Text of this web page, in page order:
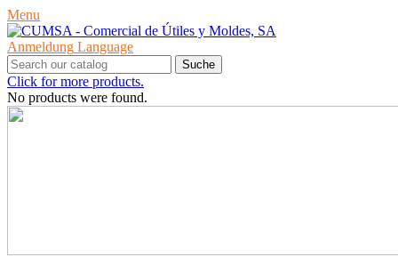
Menu
Anmeldung Language
Suche
Click for more products.
No products were found.